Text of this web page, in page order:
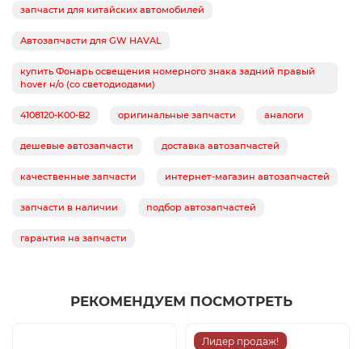
запчасти для китайских автомобилей
Автозапчасти для GW HAVAL
купить Фонарь освещения номерного знака задний правый
hover н/о (со светодиодами)
4108120-K00-B2 оригинальные запчасти аналоги
дешевые автозапчасти доставка автозапчастей
качественные запчасти интернет-магазин автозапчастей
запчасти в наличии подбор автозапчастей
гарантия на запчасти
РЕКОМЕНДУЕМ ПОСМОТРЕТЬ
Лидер продаж!